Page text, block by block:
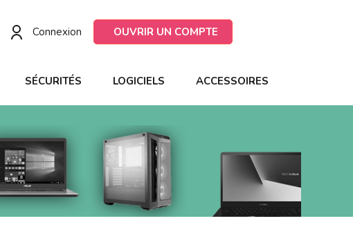
Connexion OUVRIR UN COMPTE
SÉCURITÉS LOGICIELS ACCESSOIRES